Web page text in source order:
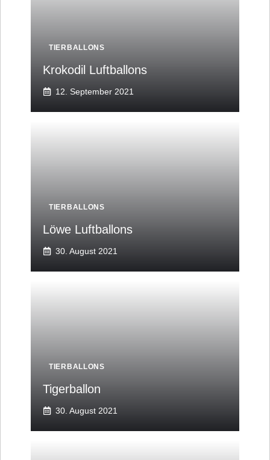
TIERBALLONS
Krokodil Luftballons
12. September 2021
TIERBALLONS
Löwe Luftballons
30. August 2021
TIERBALLONS
Tigerballon
30. August 2021